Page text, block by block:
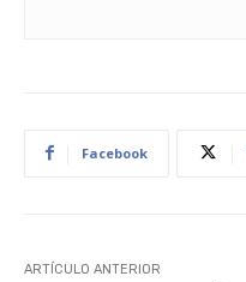
Facebook
ARTÍCULO ANTERIOR